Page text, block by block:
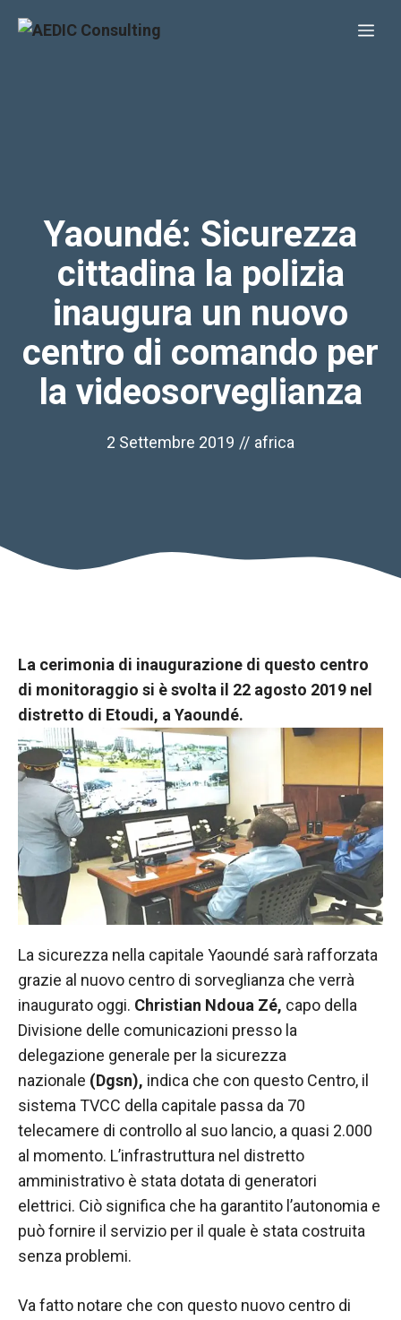
Yaoundé: Sicurezza
cittadina la polizia
inaugura un nuovo
centro di comando per
la videosorveglianza
2 Settembre 2019 // africa
La cerimonia di inaugurazione di questo centro
di monitoraggio si è svolta il 22 agosto 2019 nel
distretto di Etoudi, a Yaoundé.
La sicurezza nella capitale Yaoundé sarà rafforzata
grazie al nuovo centro di sorveglianza che verrà
inaugurato oggi. Christian Ndoua Zé, capo della
Divisione delle comunicazioni presso la
delegazione generale per la sicurezza
nazionale (Dgsn), indica che con questo Centro, il
sistema TVCC della capitale passa da 70
telecamere di controllo al suo lancio, a quasi 2.000
al momento. L’infrastruttura nel distretto
amministrativo è stata dotata di generatori
elettrici. Ciò significa che ha garantito l’autonomia e
può fornire il servizio per il quale è stata costruita
senza problemi.
Va fatto notare che con questo nuovo centro di
Necessario
Questi cookie
non sono
opzionali.
Sono
necessari per
funzionamento
del sito web.
Statistiche
Al fine di
la
funzionalità
e la
struttura del
sito Web, in
base a
come viene
utilizzato il
sito Web.
Experience
Affinché il
nostro sito
Web funzioni
al meglio
durante la tua
questi cookie,